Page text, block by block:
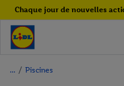
Chaque jour de nouvelles
/ Piscines